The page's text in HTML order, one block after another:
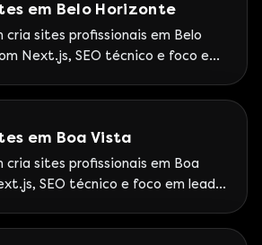
em Belo Horizonte
cria sites profissionais em Belo
Next.js, SEO técnico e foco em
em empresas mineiras que
em Boa Vista
cria sites profissionais em Boa
SEO técnico e foco em leads.
em leads e ROI.